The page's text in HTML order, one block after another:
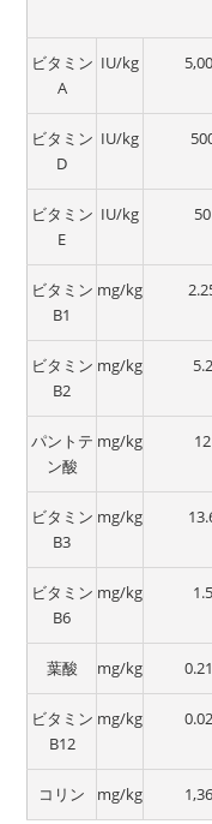
ビタミン
A
IU/kg
ビタミン
D
IU/kg
ビタミン
E
IU/kg 50
ビタミン
B1
mg/kg
ビタミン
B2
mg/kg 5.2
パントテ
ン酸
mg/kg 12
ビタミン
B3
mg/kg
ビタミン
B6
mg/kg 1.5
葉酸 mg/kg
ビタミン
B12
mg/kg
コリン mg/kg